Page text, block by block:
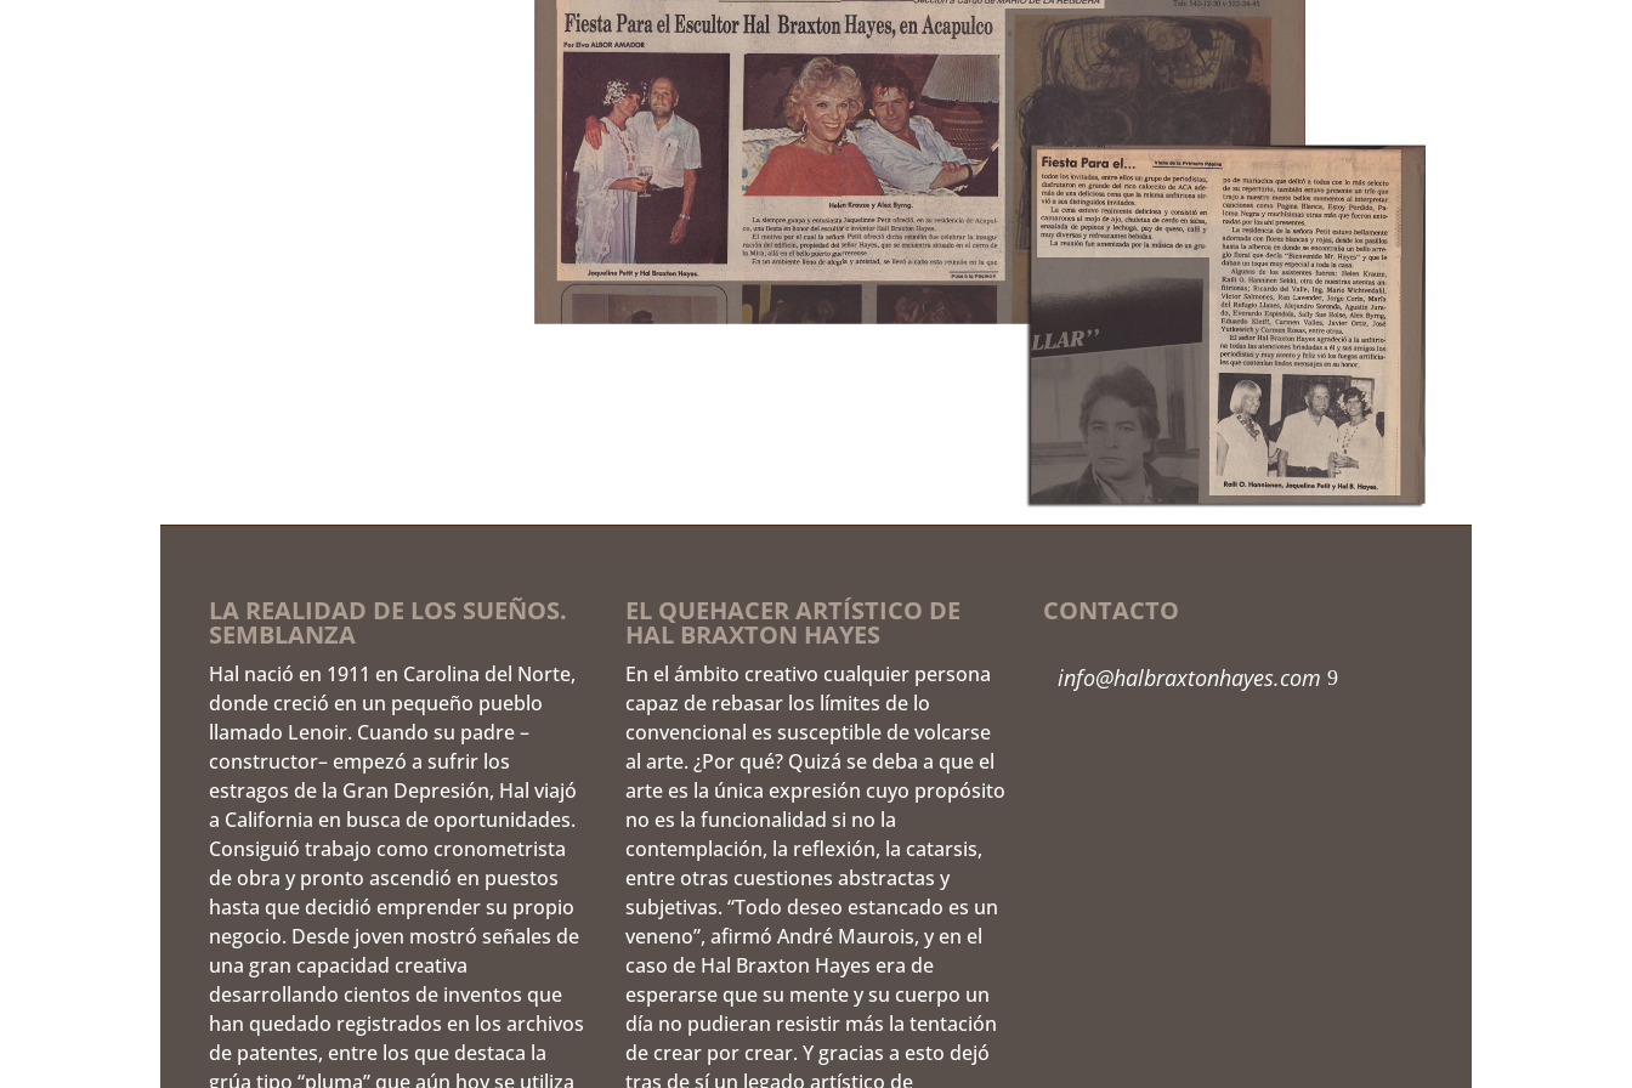
LA REALIDAD DE LOS SUEÑOS.
SEMBLANZA
Hal nació en 1911 en Carolina del Norte,
donde creció en un pequeño pueblo
llamado Lenoir. Cuando su padre –
constructor– empezó a sufrir los
estragos de la Gran Depresión, Hal viajó
a California en busca de oportunidades.
Consiguió trabajo como cronometrista
de obra y pronto ascendió en puestos
hasta que decidió emprender su propio
negocio. Desde joven mostró señales de
una gran capacidad creativa
desarrollando cientos de inventos que
han quedado registrados en los archivos
de patentes, entre los que destaca la
grúa tipo “pluma” que aún hoy se utiliza
EL QUEHACER ARTÍSTICO DE
HAL BRAXTON HAYES
En el ámbito creativo cualquier persona
capaz de rebasar los límites de lo
convencional es susceptible de volcarse
al arte. ¿Por qué? Quizá se deba a que el
arte es la única expresión cuyo propósito
no es la funcionalidad si no la
contemplación, la reflexión, la catarsis,
entre otras cuestiones abstractas y
subjetivas. “Todo deseo estancado es un
veneno”, afirmó André Maurois, y en el
caso de Hal Braxton Hayes era de
esperarse que su mente y su cuerpo un
día no pudieran resistir más la tentación
de crear por crear. Y gracias a esto dejó
tras de sí un legado artístico de
CONTACTO
info@halbraxtonhayes.com